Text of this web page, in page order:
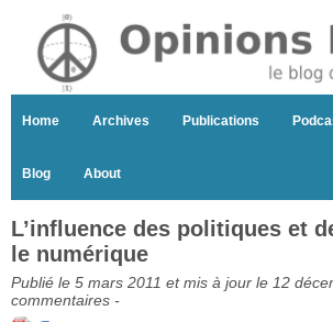
Home Archives Publications
Blog About
L’influence des politiques et
le numérique
Publié le 5 mars 2011 et mis à jour le 12
commentaires -